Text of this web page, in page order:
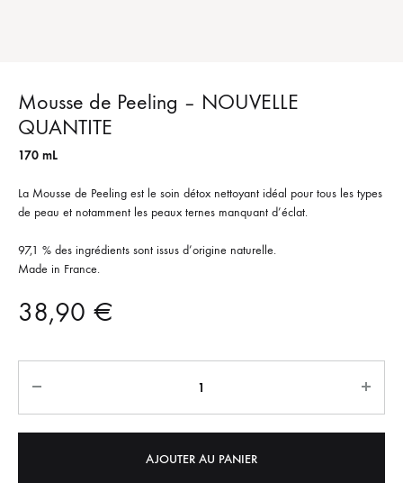
Mousse de Peeling – NOUVELLE
QUANTITE
170 mL
La Mousse de Peeling est le soin détox nettoyant idéal pour tous les types
de peau et notamment les peaux ternes manquant d’éclat.
97,1 % des ingrédients sont issus d’origine naturelle.
Made in France.
38,90 €
AJOUTER AU PANIER